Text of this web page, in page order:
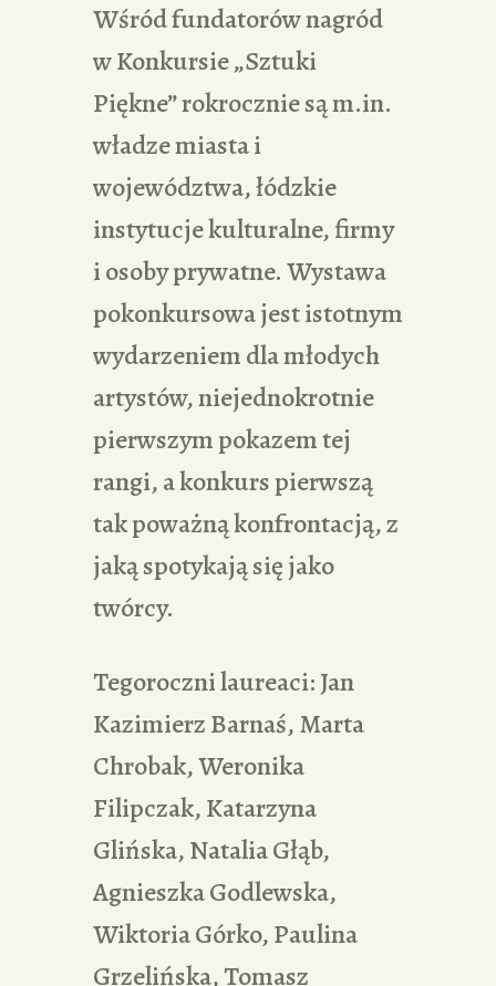
Wśród fundatorów nagród
w Konkursie „Sztuki
Piękne” rokrocznie są m.in.
władze miasta i
województwa, łódzkie
instytucje kulturalne, firmy
i osoby prywatne. Wystawa
pokonkursowa jest istotnym
wydarzeniem dla młodych
artystów, niejednokrotnie
pierwszym pokazem tej
rangi, a konkurs pierwszą
tak poważną konfrontacją, z
jaką spotykają się jako
twórcy.
Tegoroczni laureaci: Jan
Kazimierz Barnaś, Marta
Chrobak, Weronika
Filipczak, Katarzyna
Glińska, Natalia Głąb,
Agnieszka Godlewska,
Wiktoria Górko, Paulina
Grzelińska, Tomasz